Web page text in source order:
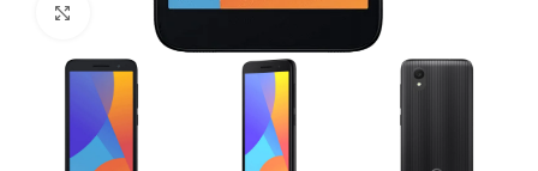
Kliknite za uvećanje